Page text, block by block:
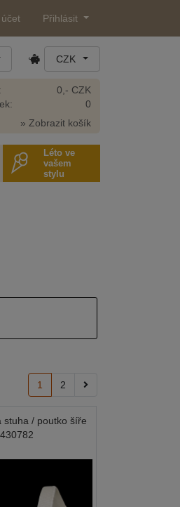
Přihlásit
CZK
0,- CZK
0
» Zobrazit košík
Léto ve
vašem
stylu
1 2
stuha / poutko šíře